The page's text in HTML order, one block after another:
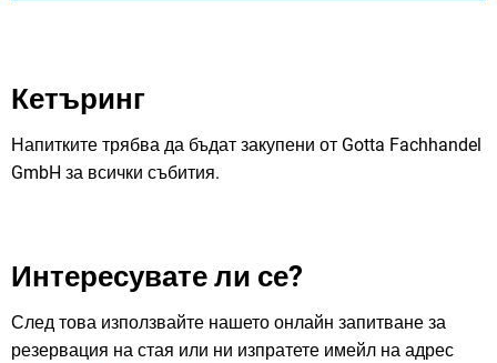
Кетъринг
Напитките трябва да бъдат закупени от Gotta Fachhandel
GmbH за всички събития.
Интересувате ли се?
След това използвайте нашето онлайн запитване за
резервация на стая или ни изпратете имейл на адрес